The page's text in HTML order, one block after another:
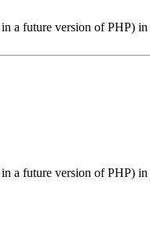
a future version of PHP) in
a future version of PHP) in